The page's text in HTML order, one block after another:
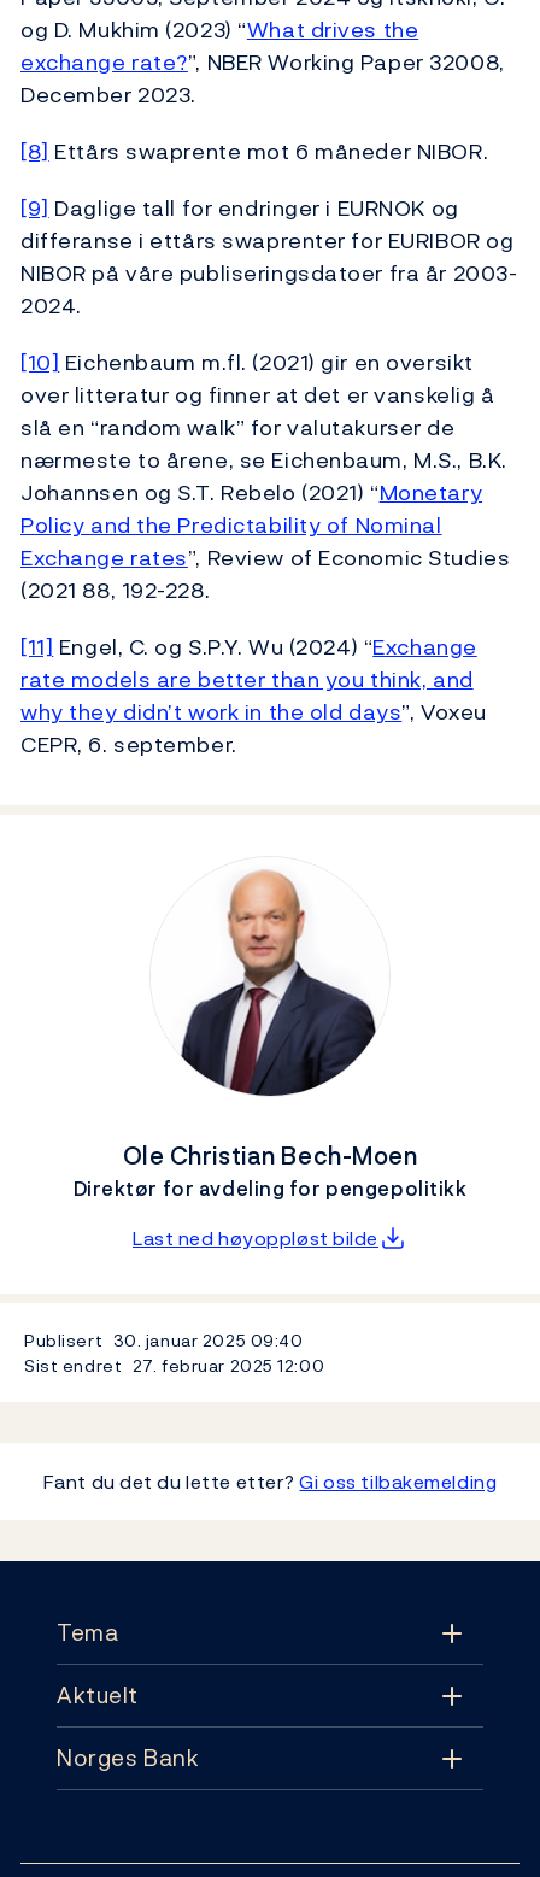
og D. Mukhim (2023) “What drives the
exchange rate?”, NBER Working Paper 32008,
December 2023.
[8]Ettårs swaprente mot 6 måneder NIBOR.
[9]Daglige tall for endringer i EURNOK og
differanse i ettårs swaprenter for EURIBOR og
NIBOR på våre publiseringsdatoer fra år 2003-
2024.
[10]Eichenbaum m.fl. (2021) gir en oversikt
over litteratur og finner at det er vanskelig å
slå en “random walk” for valutakurser de
nærmeste to årene, se Eichenbaum, M.S., B.K.
Johannsen og S.T. Rebelo (2021) “Monetary
Policy and the Predictability of Nominal
Exchange rates”, Review of Economic Studies
(2021 88, 192-228.
[11]Engel, C. og S.P.Y. Wu (2024) “Exchange
rate models are better than you think, and
why they didn’t work in the old days”, Voxeu
CEPR, 6. september.
Ole Christian Bech-Moen
Direktør for avdeling for pengepolitikk
Last ned høyoppløst bilde
Publisert 30. januar 2025 09:40
Sist endret 27. februar 202512:00
Fant du det du lette etter?Gi oss tilbakemelding
Tema
Tema
Pengepolitikk
Aktuelt
Aktuelt
Norges Bank